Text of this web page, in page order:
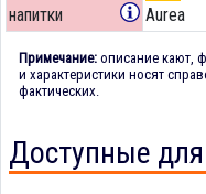
напитки
Aurea
Примечание: описание кают,
и характеристики носят
фактических.
Доступные